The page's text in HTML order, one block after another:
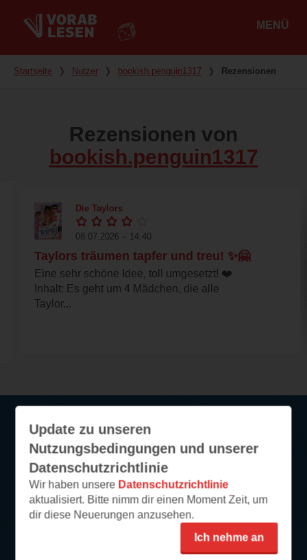
MENÜ
Du bist hier
Startseite ❭ Nutzer ❭ bookish.penguin1317 ❭ Rezensionen
Rezensionen von
bookish.penguin1317
Die Taylors
08.07.2026 – 14:40
Taylors träumen tapfer und treu! ✨🤗
Eine sehr schöne Idee, toll umgesetzt! ❤️
Inhalt: Es geht um 4 Mädchen, die alle
Taylor...
Update zu unseren
Nutzungsbedingungen und unserer
Datenschutzrichtlinie
Wir haben unsere Datenschutzrichtlinie
aktualisiert. Bitte nimm dir einen Moment Zeit, um
dir diese Neuerungen anzusehen.
Ich nehme an
Service
So funktioniert‘s
FAQ
Newsletter abonnieren